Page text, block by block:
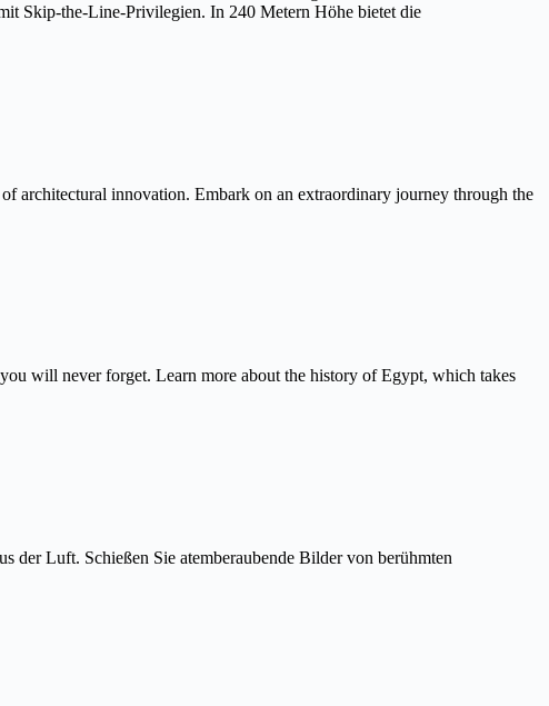
Skip-the-Line-Privilegien. In 240 Metern Höhe bietet die
architectural innovation. Embark on an extraordinary journey through the
will never forget. Learn more about the history of Egypt, which takes
Luft. Schießen Sie atemberaubende Bilder von berühmten